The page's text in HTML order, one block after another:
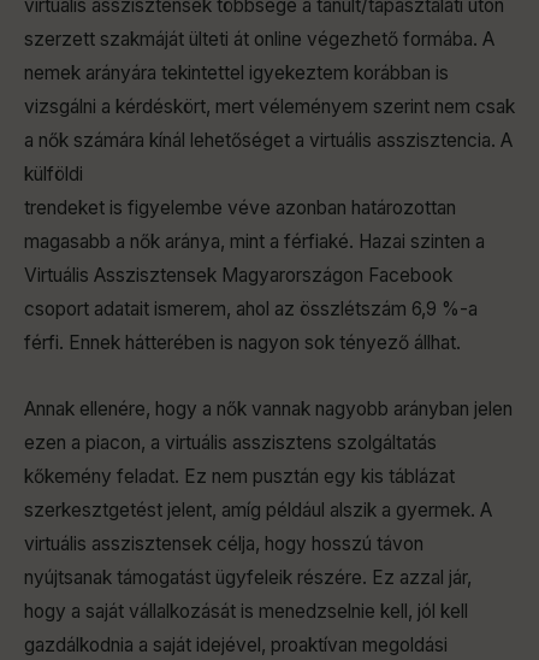
virtuális asszisztensek többsége a tanult/tapasztalati úton
szerzett szakmáját ülteti át online végezhető formába. A
nemek arányára tekintettel igyekeztem korábban is
vizsgálni a kérdéskört, mert véleményem szerint nem csak
a nők számára kínál lehetőséget a virtuális asszisztencia. A
külföldi
trendeket is figyelembe véve azonban határozottan
magasabb a nők aránya, mint a férfiaké. Hazai szinten a
Virtuális Asszisztensek Magyarországon Facebook
csoport adatait ismerem, ahol az összlétszám 6,9 %-a
férfi. Ennek hátterében is nagyon sok tényező állhat.
Annak ellenére, hogy a nők vannak nagyobb arányban jelen
ezen a piacon, a virtuális asszisztens szolgáltatás
kőkemény feladat. Ez nem pusztán egy kis táblázat
szerkesztgetést jelent, amíg például alszik a gyermek. A
virtuális asszisztensek célja, hogy hosszú távon
nyújtsanak támogatást ügyfeleik részére. Ez azzal jár,
hogy a saját vállalkozását is menedzselnie kell, jól kell
gazdálkodnia a saját idejével, proaktívan megoldási